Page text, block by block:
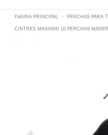
PáGINA PRINCIPAL - PERCHAS PARA
CINTRES MAGASIN 10 PERCHAS